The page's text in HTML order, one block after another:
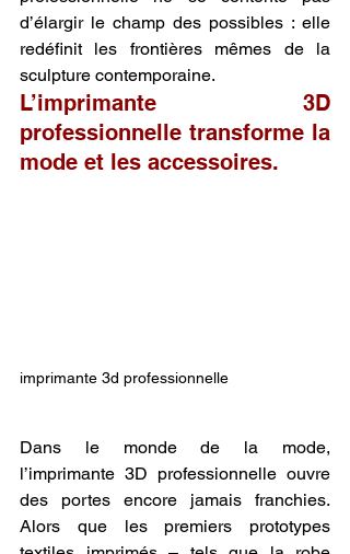
d’élargir le champ des possibles : elle
redéfinit les frontières mêmes de la
sculpture contemporaine.
L’imprimante 3D
professionnelle transforme la
mode et les accessoires.
imprimante 3d professionnelle
Dans le monde de la mode,
l’imprimante 3D professionnelle ouvre
des portes encore jamais franchies.
Alors que les premiers prototypes